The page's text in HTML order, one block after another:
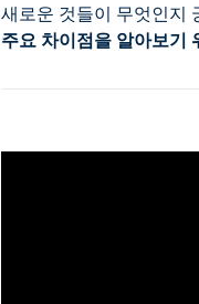
새로운 것들이 무엇인지
주요 차이점을 알아보기